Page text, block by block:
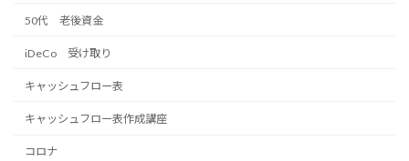
50代 老後資金
iDeCo 受け取り
キャッシュフロー表
キャッシュフロー表作成講座
コロナ